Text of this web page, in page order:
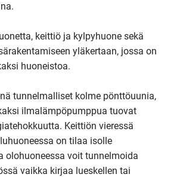
keittiö ja kylpyhuone sekä
yläkertaan, jossa on
huoneistoa.
tunnelmalliset kolme pönttöuunia,
ilmalämpöpumppua tuovat
Keittiön vieressä
on tilaa isolle
olohuoneessa voit tunnelmoida
vaikka kirjaa lueskellen tai